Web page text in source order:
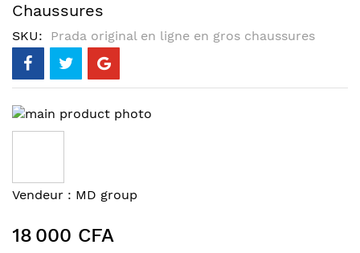
Chaussures
SKU Prada original en ligne en gros chaussures
Skip
to
of
the
gallery
Skip
the
beginning
Vendeur : MD group
18 000 CFA